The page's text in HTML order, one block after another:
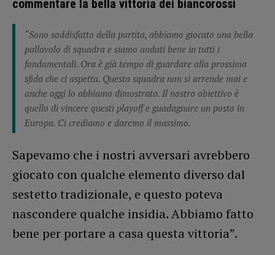
commentare la bella vittoria dei biancorossi
“Sono soddisfatto della partita, abbiamo giocato una bella
pallavolo di squadra e siamo andati bene in tutti i
fondamentali. Ora è già tempo di guardare alla prossima
sfida che ci aspetta. Questa squadra non si arrende mai e
anche oggi lo abbiamo dimostrato. Il nostro obiettivo è
quello di vincere questi playoff e guadagnare un posto in
Europa. Ci crediamo e daremo il massimo.
Sapevamo che i nostri avversari avrebbero
giocato con qualche elemento diverso dal
sestetto tradizionale, e questo poteva
nascondere qualche insidia. Abbiamo fatto
bene per portare a casa questa vittoria”.